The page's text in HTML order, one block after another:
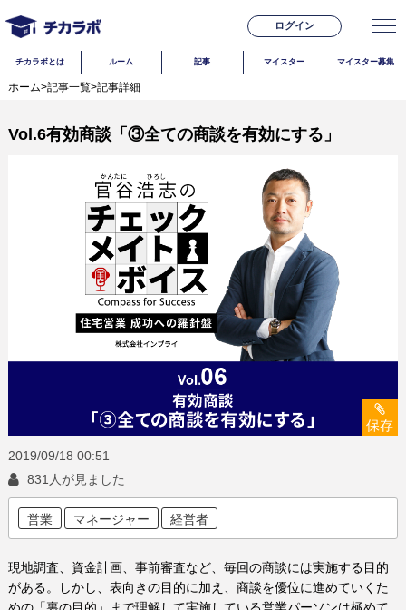
ログイン
チカラボとは ルーム 記事 マイスター マイスター募集
ホーム>記事一覧>記事詳細
Vol.6有効商談「③全ての商談を有効にする」
保存
2019/09/18 00:51
831人が見ました
営業 マネージャー 経営者
現地調査、資金計画、事前審査など、毎回の商談には実施する目的
がある。しかし、表向きの目的に加え、商談を優位に進めていくた